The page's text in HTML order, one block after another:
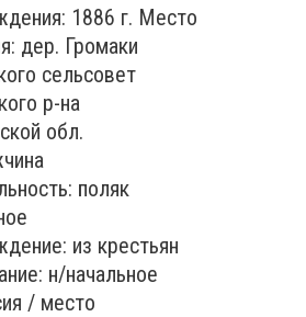
1886 г. Место
дер. Громаки
сельсовет
р-на
обл.
поляк
из крестьян
н/начальное
/ место